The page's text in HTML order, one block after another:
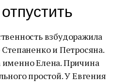
взбудоражила
Степаненко и Петросяна.
именно Елена. Причина
простой. У Евгения